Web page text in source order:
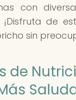
con
¡Disfruta de
sin
de